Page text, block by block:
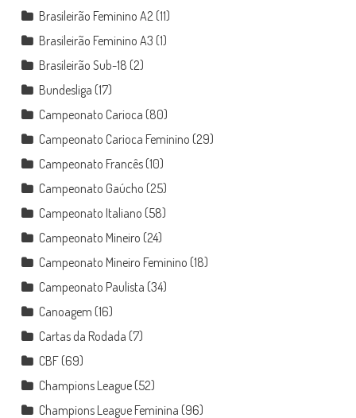
Brasileirão Feminino A2(11)
Brasileirão Feminino A3 (1)
Brasileirão Sub-18 (2)
Bundesliga (17)
Campeonato Carioca (80)
Campeonato Carioca Feminino (29)
Campeonato Francês(10)
Campeonato Gaúcho (25)
Campeonato Italiano (58)
Campeonato Mineiro (24)
Campeonato Mineiro Feminino (18)
Campeonato Paulista (34)
Canoagem (16)
Cartas da Rodada (7)
CBF(69)
Champions League(52)
Champions League Feminina (96)